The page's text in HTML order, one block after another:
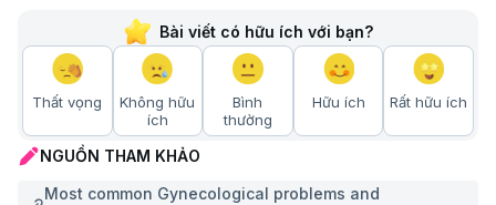
Bài viết có hữu ích với bạn?
Thất vọng
Không hữu
ích
Bình
thường
Hữu ích Rất hữu ích
NGUỒN THAM KHẢO
Most common Gynecological problems and